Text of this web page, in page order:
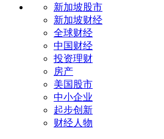
新加坡股市
新加坡财经
全球财经
中国财经
投资理财
房产
美国股市
中小企业
起步创新
财经人物